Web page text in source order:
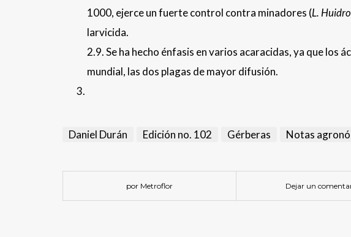
1000, ejerce un fuerte control contra minadores (L.
larvicida.
2.9. Se ha hecho énfasis en varios acaracidas, ya que los
mundial, las dos plagas de mayor difusión.
Daniel Durán Edición no. 102 Gérberas Notas
por Metroflor Dejar un